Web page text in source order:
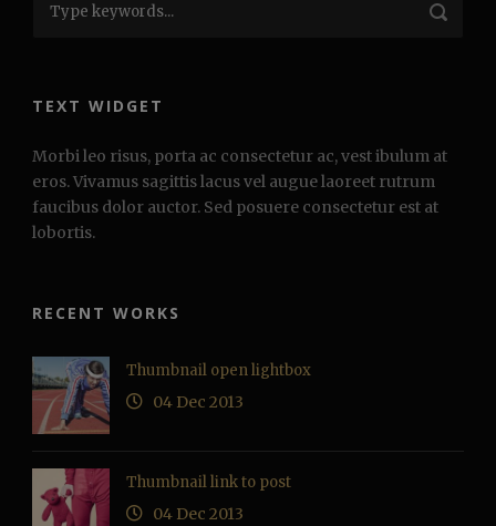
TEXT WIDGET
Morbi leo risus, porta ac consectetur ac, vest ibulum at
eros. Vivamus sagittis lacus vel augue laoreet rutrum
faucibus dolor auctor. Sed posuere consectetur est at
lobortis.
RECENT WORKS
Thumbnail open lightbox
04 Dec 2013
Thumbnail link to post
04 Dec 2013